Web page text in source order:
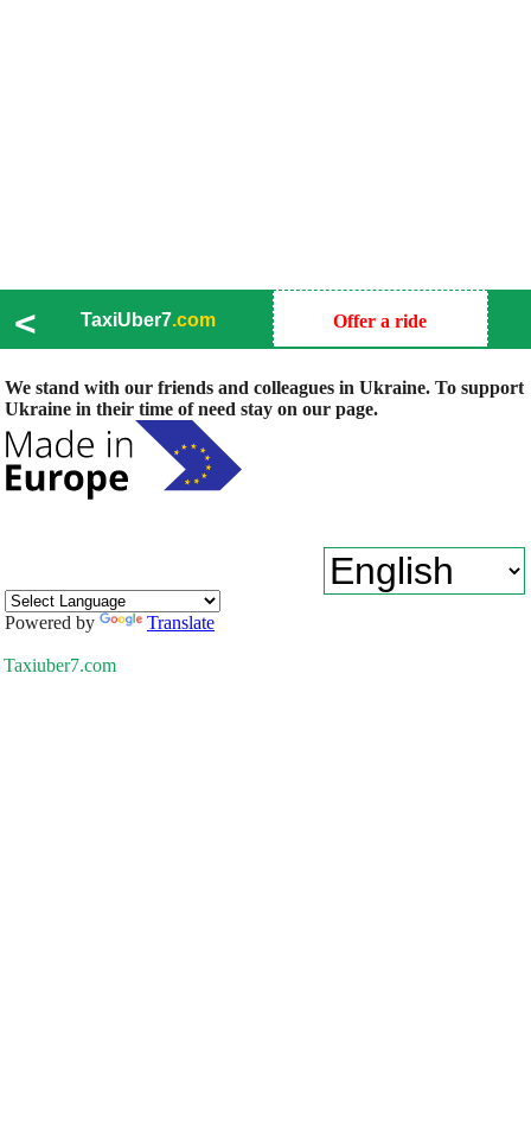
< TaxiUber7.com Offer a ride
We stand with our friends and colleagues in Ukraine. To support
Ukraine in their time of need stay on our page.
Powered by Translate
Taxiuber7.com